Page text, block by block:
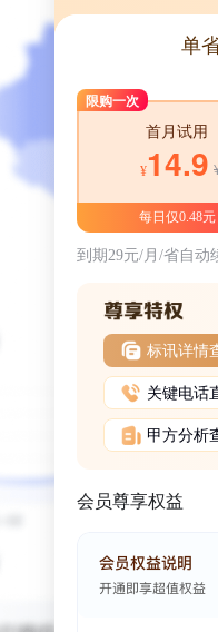
单
限购一次
首月试用
¥14.9
每日仅0.48元
到期29元/月/省自动
标讯详情
关键电话
甲方分析
会员尊享权益